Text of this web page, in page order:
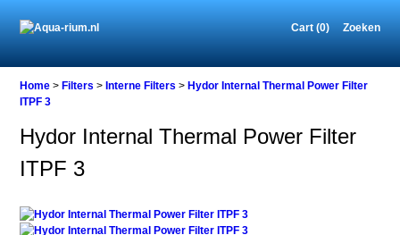
Cart (0) Zoeken
Home
Filters
Interne
Filters
Internal
Thermal
Home >Filters >Interne Filters >Hydor Internal Thermal Power Filter
ITPF 3
Hydor Internal Thermal Power Filter
ITPF 3